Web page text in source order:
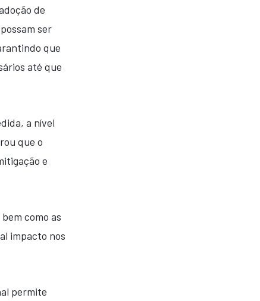
de
ser
que
até que
a nível
que o
e
como as
impacto nos
permite